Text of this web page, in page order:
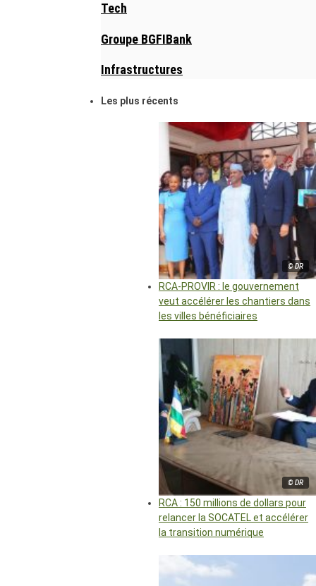
Tech
Groupe BGFIBank
Infrastructures
Les plus récents
© DR
RCA-PROVIR : le gouvernement
veut accélérer les chantiers dans
les villes bénéficiaires
© DR
RCA : 150 millions de dollars pour
relancer la SOCATEL et accélérer
la transition numérique